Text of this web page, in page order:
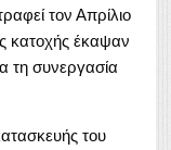
τον Απρίλιο
κατοχής έκαψαν
τη συνεργασία
του